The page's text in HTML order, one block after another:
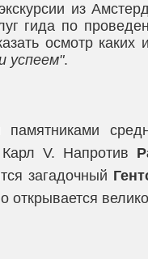
из
гида по
осмотр
успеем".
памятниками
V. Напротив
загадочный
открывается